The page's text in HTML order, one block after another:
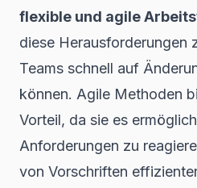
flexible und agile
diese Herausforderungen
Teams schnell auf
können. Agile Methoden
Vorteil, da sie es
Anforderungen zu
von Vorschriften